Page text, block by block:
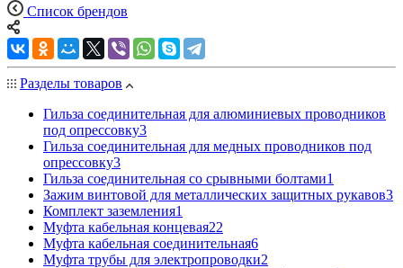
Список брендов
Разделы товаров
Гильза соединительная для алюминиевых проводников
под опрессовку3
Гильза соединительная для медных проводников под
опрессовку3
Гильза соединительная со срывными болтами1
Зажим винтовой для металлических защитных рукавов3
Комплект заземления1
Муфта кабельная концевая22
Муфта кабельная соединительная6
Муфта трубы для электропроводки2